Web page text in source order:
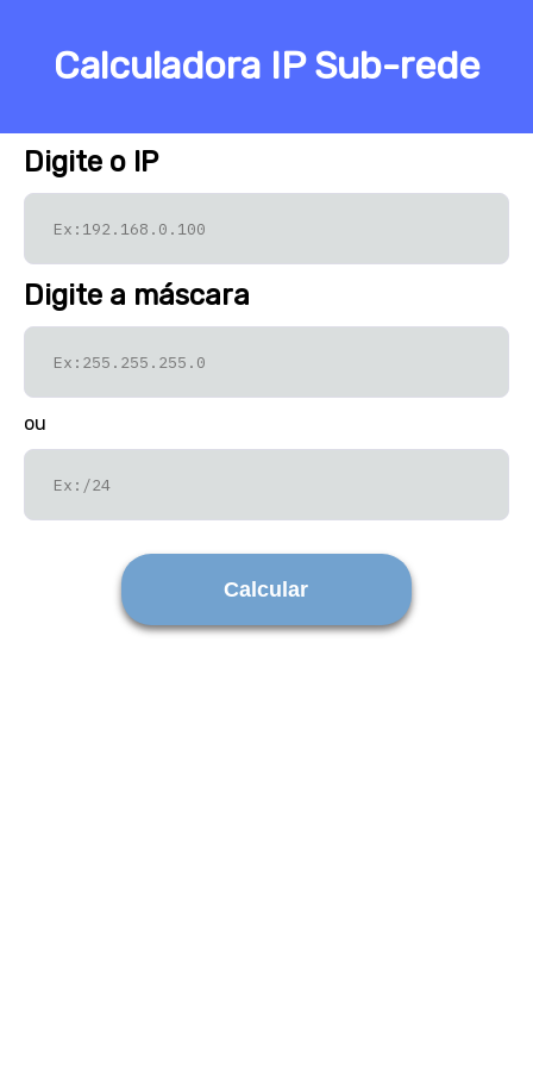
Calculadora IP Sub-rede
Digite o IP
Digite a máscara
ou
Calcular